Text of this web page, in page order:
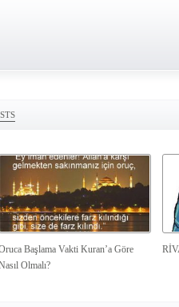
Başlama Vakti Kuran’a Göre
Olmalı?